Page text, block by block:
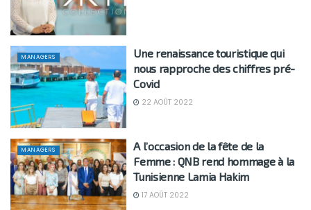
MANAGERS
Une renaissance touristique qui
nous rapproche des chiffres pré-
Covid
22 AOÛT 2022
MANAGERS
A l’occasion de la fête de la
Femme : QNB rend hommage à la
Tunisienne Lamia Hakim
17 AOÛT 2022